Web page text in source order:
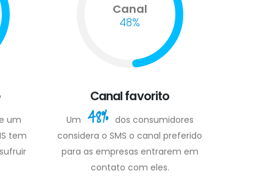
um
tem
Canal
48%
Canal favorito
Um 48% dos consumidores
considera o SMS o canal preferido
para as empresas entrarem em
contato com eles.